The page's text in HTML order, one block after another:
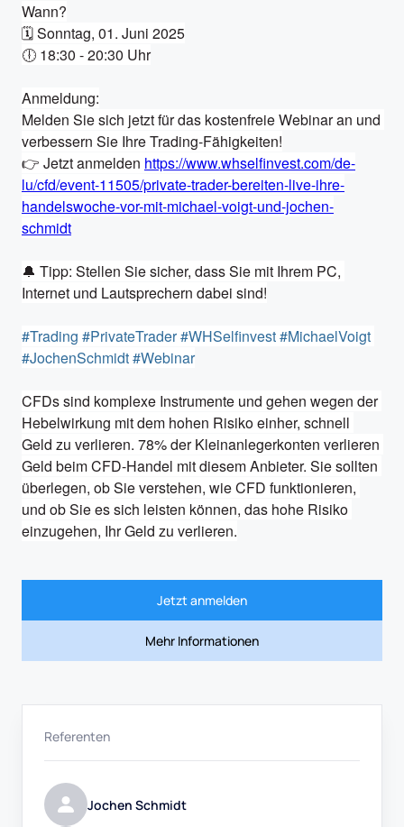
Wann?
🗓️ Sonntag, 01. Juni 2025
🕕 18:30 - 20:30 Uhr
Anmeldung:
Melden Sie sich jetzt für das kostenfreie Webinar an und
verbessern Sie Ihre Trading-Fähigkeiten!
👉 Jetzt anmelden https://www.whselfinvest.com/de-
lu/cfd/event-11505/private-trader-bereiten-live-ihre-
handelswoche-vor-mit-michael-voigt-und-jochen-
schmidt
🔔 Tipp: Stellen Sie sicher, dass Sie mit Ihrem PC,
Internet und Lautsprechern dabei sind!
#Trading #PrivateTrader#WHSelfinvest#MichaelVoigt
#JochenSchmidt#Webinar
CFDs sind komplexe Instrumente und gehen wegen der
Hebelwirkung mit dem hohen Risiko einher, schnell
Geld zu verlieren. 78% der Kleinanlegerkonten verlieren
Geld beim CFD-Handel mit diesem Anbieter. Sie sollten
überlegen, ob Sie verstehen, wie CFD funktionieren,
und ob Sie es sich leisten können, das hohe Risiko
einzugehen, Ihr Geld zu verlieren.
Jetzt anmelden
Mehr Informationen
Referenten
Jochen Schmidt